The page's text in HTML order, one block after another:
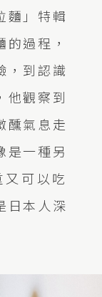
麵」特輯
過程，
，到認識
他觀察到
醺氣息走
是一種另
可以吃
日本人深